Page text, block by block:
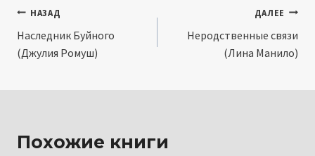
Навигация
по
НАЗАД
Наследник Буйного
(Джулия Ромуш)
ДАЛЕЕ
Неродственные связи
(Лина Манило)
Похожие книги